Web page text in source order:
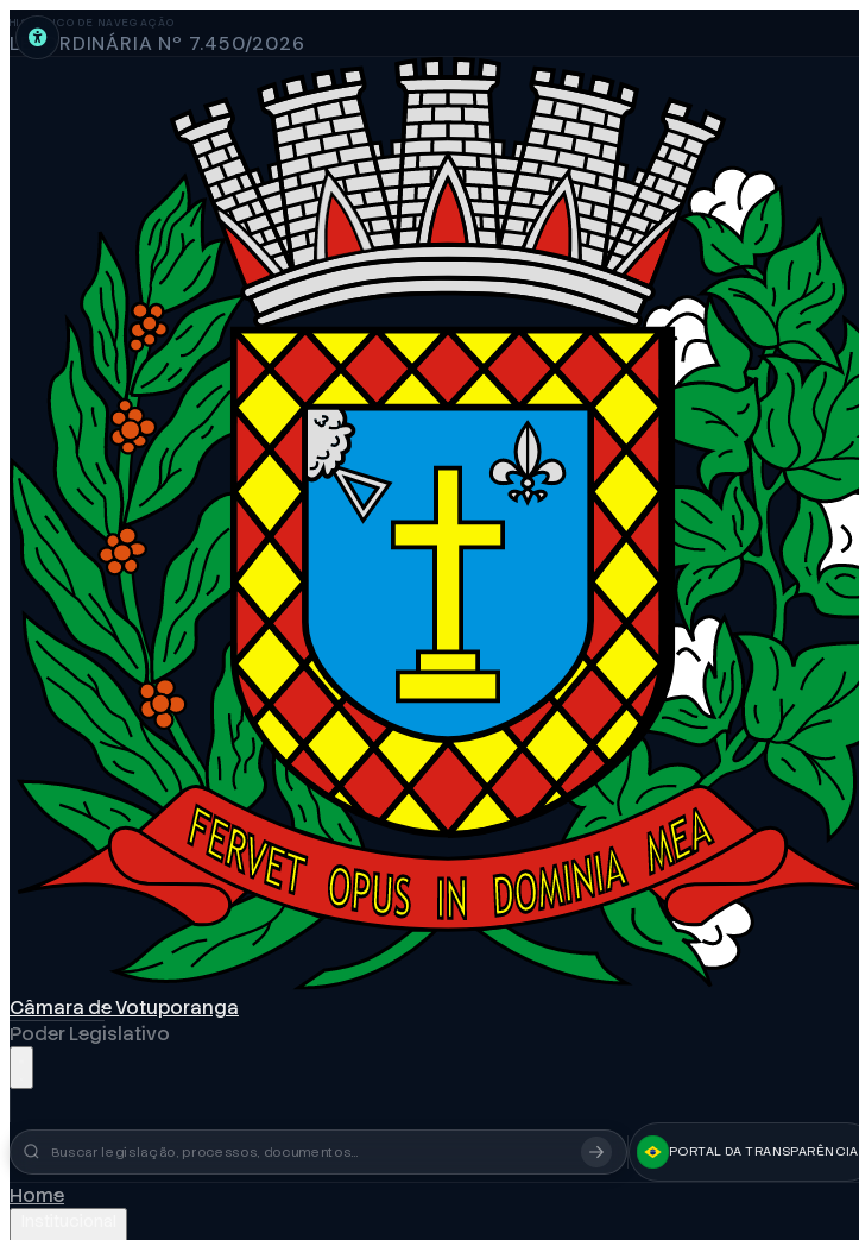
HISTÓRICO DE NAVEGAÇÃO
LEI ORDINÁRIA Nº 7.450/2026
Câmara de Votuporanga
Poder Legislativo
Busca no portal PORTAL DA TRANSPARÊNCIA
Home